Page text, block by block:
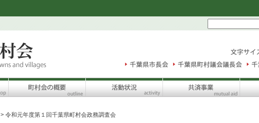
> 令和元年度第１回千葉県町村会政務調査会